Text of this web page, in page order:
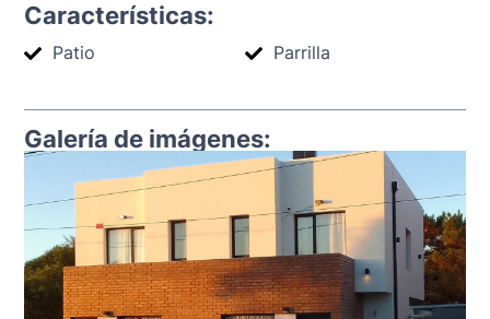
Características:
Patio Parrilla
Galería de imágenes: